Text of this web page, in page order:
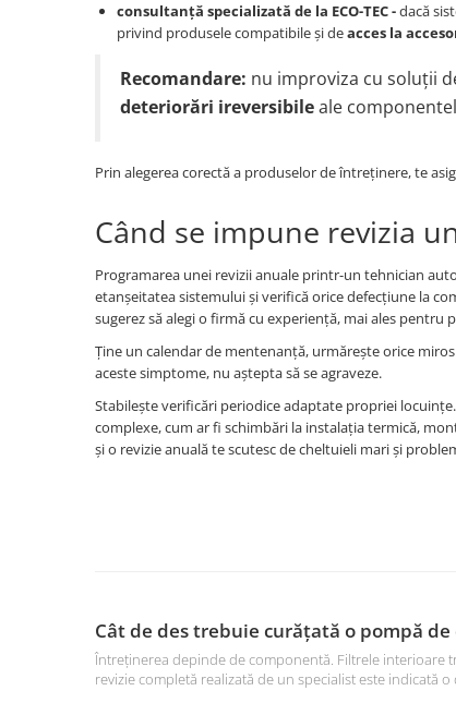
consultanță specializată de la ECO-TEC -dacă
privind produsele compatibile și deacces la
Recomandare: nu improviza cu soluții
deteriorări ireversibileale
Prin alegerea corectă a produselor de întreținere, te
Când se impune revizia
Programarea unei revizii anuale printr-un tehnician
etanșeitatea sistemului și verifică orice defecțiune la
sugerez să alegi o firmă cu experiență, mai ales pentru
Ține un calendar de mentenanță, urmărește orice
aceste simptome, nu aștepta să se agraveze.
Stabilește verificări periodice adaptate propriei
complexe, cum ar fi schimbări la instalația termică,
și o revizie anuală te scutesc de cheltuieli mari și
Cât de des trebuie curățată o pompă de
Întreținerea depinde de componentă. Filtrele interioare
revizie completă realizată de un specialist este indicată o